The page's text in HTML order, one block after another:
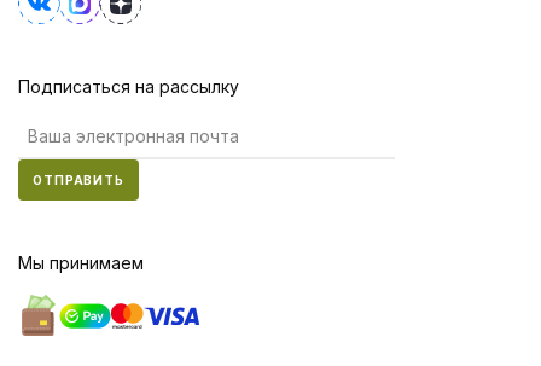
Подписаться на рассылку
ОТПРАВИТЬ
Мы принимаем